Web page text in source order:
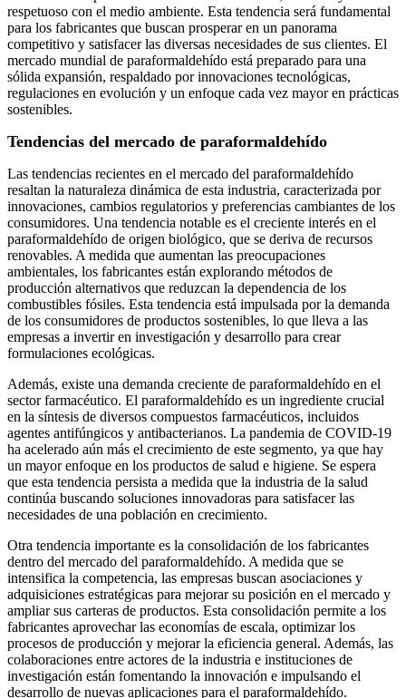
respetuoso con el medio ambiente. Esta tendencia será fundamental
para los fabricantes que buscan prosperar en un panorama
competitivo y satisfacer las diversas necesidades de sus clientes. El
mercado mundial de paraformaldehído está preparado para una
sólida expansión, respaldado por innovaciones tecnológicas,
regulaciones en evolución y un enfoque cada vez mayor en prácticas
sostenibles.
Tendencias del mercado de paraformaldehído
Las tendencias recientes en el mercado del paraformaldehído
resaltan la naturaleza dinámica de esta industria, caracterizada por
innovaciones, cambios regulatorios y preferencias cambiantes de los
consumidores. Una tendencia notable es el creciente interés en el
paraformaldehído de origen biológico, que se deriva de recursos
renovables. A medida que aumentan las preocupaciones
ambientales, los fabricantes están explorando métodos de
producción alternativos que reduzcan la dependencia de los
combustibles fósiles. Esta tendencia está impulsada por la demanda
de los consumidores de productos sostenibles, lo que lleva a las
empresas a invertir en investigación y desarrollo para crear
formulaciones ecológicas.
Además, existe una demanda creciente de paraformaldehído en el
sector farmacéutico. El paraformaldehído es un ingrediente crucial
en la síntesis de diversos compuestos farmacéuticos, incluidos
agentes antifúngicos y antibacterianos. La pandemia de COVID-19
ha acelerado aún más el crecimiento de este segmento, ya que hay
un mayor enfoque en los productos de salud e higiene. Se espera
que esta tendencia persista a medida que la industria de la salud
continúa buscando soluciones innovadoras para satisfacer las
necesidades de una población en crecimiento.
Otra tendencia importante es la consolidación de los fabricantes
dentro del mercado del paraformaldehído. A medida que se
intensifica la competencia, las empresas buscan asociaciones y
adquisiciones estratégicas para mejorar su posición en el mercado y
ampliar sus carteras de productos. Esta consolidación permite a los
fabricantes aprovechar las economías de escala, optimizar los
procesos de producción y mejorar la eficiencia general. Además, las
colaboraciones entre actores de la industria e instituciones de
investigación están fomentando la innovación e impulsando el
desarrollo de nuevas aplicaciones para el paraformaldehído.